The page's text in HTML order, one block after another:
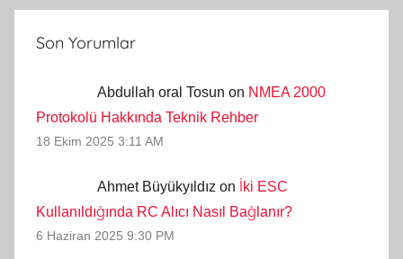
Son Yorumlar
Abdullah oral Tosun on NMEA 2000
Protokolü Hakkında Teknik Rehber
18 Ekim 2025 3:11 AM
Ahmet Büyükyıldız on
İki ESC
Kullanıldığında RC Alıcı Nasıl Bağlanır?
6 Haziran 2025 9:30 PM